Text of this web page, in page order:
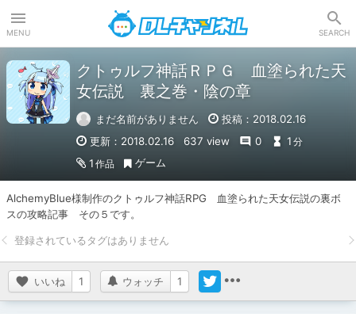
MENU SEARCH
クトゥルフ神話ＲＰＧ 血塗られた天
女伝説 裏之巻・陰の章
まだ名前がありません
投稿：2018.02.16
更新：2018.02.16
637 view 0 1 分
1 作品 ゲーム
AlchemyBlue様制作のクトゥルフ神話RPG　血塗られた天女伝説の裏ボ
スの攻略記事　その５です。
いいね 1 ウォッチ 1